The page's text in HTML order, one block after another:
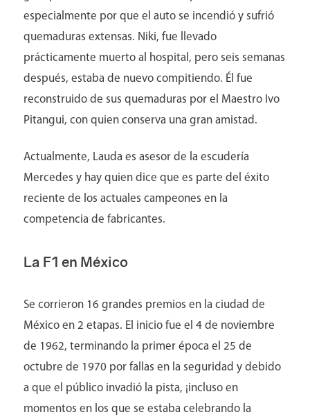
especialmente por que el auto se incendió y sufrió
quemaduras extensas. Niki, fue llevado
prácticamente muerto al hospital, pero seis semanas
después, estaba de nuevo compitiendo. Él fue
reconstruido de sus quemaduras por el Maestro Ivo
Pitangui, con quien conserva una gran amistad.
Actualmente, Lauda es asesor de la escudería
Mercedes y hay quien dice que es parte del éxito
reciente de los actuales campeones en la
competencia de fabricantes.
La F1 en México
Se corrieron 16 grandes premios en la ciudad de
México en 2 etapas. El inicio fue el 4 de noviembre
de 1962, terminando la primer época el 25 de
octubre de 1970 por fallas en la seguridad y debido
a que el público invadió la pista, ¡incluso en
momentos en los que se estaba celebrando la